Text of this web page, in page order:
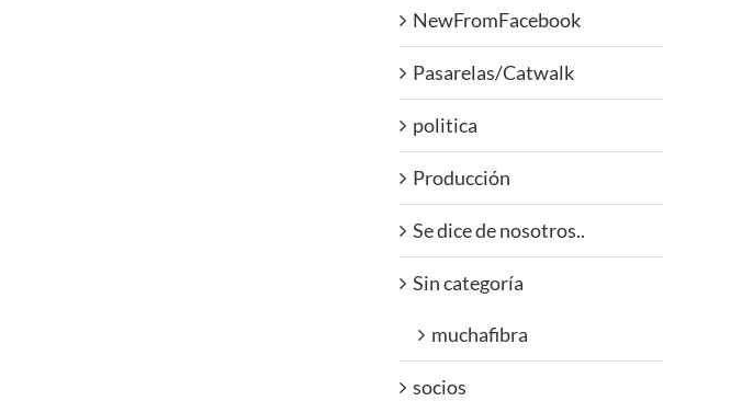
NewFromFacebook
Pasarelas/Catwalk
politica
Producción
Se dice de nosotros..
Sin categoría
muchafibra
socios